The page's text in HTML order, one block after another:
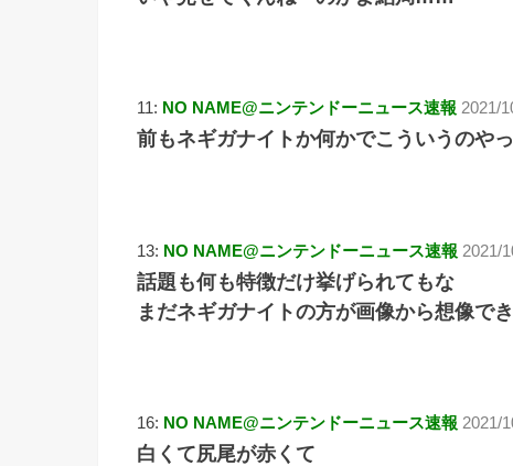
11: NO NAME@ニンテンドーニュース速報 2021/
前もネギガナイトか何かでこういうのや
13: NO NAME@ニンテンドーニュース速報 2021/
話題も何も特徴だけ挙げられてもな
まだネギガナイトの方が画像から想像で
16: NO NAME@ニンテンドーニュース速報 2021/
白くて尻尾が赤くて